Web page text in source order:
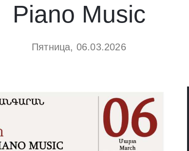
Piano Music
Пятница, 06.03.2026